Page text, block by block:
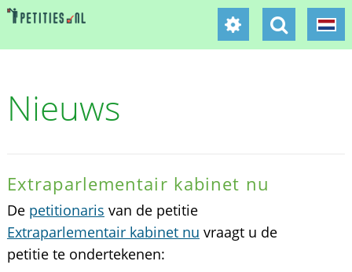
Nieuws
Extraparlementair kabinet nu
De petitionaris van de petitie
Extraparlementair kabinet nu vraagt u de
petitie te ondertekenen: